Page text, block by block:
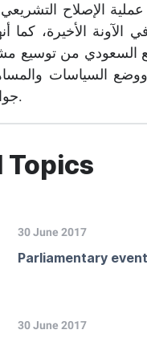
الإصلاح
الأخيرة، كما
السعودي من توسيع
ووضع السياسات
جوانب الحياة العامة.​
Topics
30 June 2017
Parliamentary
30 June 2017